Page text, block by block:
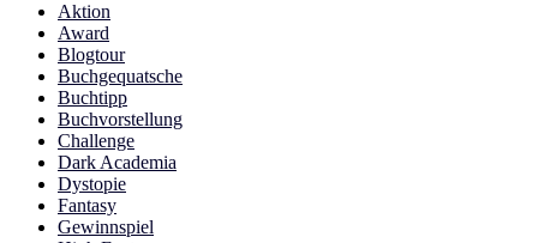
Aktion
Award
Blogtour
Buchgequatsche
Buchtipp
Buchvorstellung
Challenge
Dark Academia
Dystopie
Fantasy
Gewinnspiel